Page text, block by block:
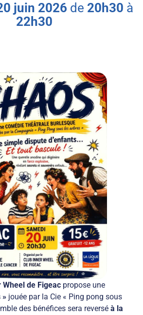
juin 2026 de 20h30 à
22h30
Wheel de Figeac propose une
» jouée par la Cie « Ping pong sous
des bénéfices sera reversé à la